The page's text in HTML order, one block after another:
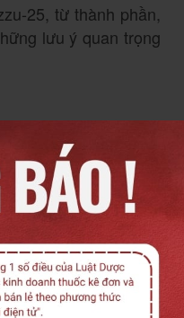
25, từ thành phần,
lưu ý quan trọng
phần Dược phẩm
tại Việt Nam, đạt
là Losartan 25mg
trường là hàm lượng
đặc biệt, bao gồm
tụt huyết áp khi bắt